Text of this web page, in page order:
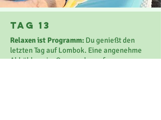
Tag 13
Relaxen ist Programm: Du genießt den
letzten Tag auf Lombok. Eine angenehme
Abkühlung im Ozean oder auf